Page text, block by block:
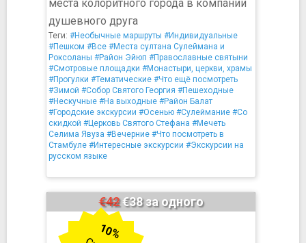
места колоритного города в компании
душевного друга
Теги: #Необычные маршруты #Индивидуальные
#Пешком #Все #Места султана Сулеймана и
Роксоланы #Район Эйюп #Православные святыни
#Смотровые площадки #Монастыри, церкви, храмы
#Прогулки #Тематические #Что ещё посмотреть
#Зимой #Собор Святого Георгия #Пешеходные
#Нескучные #На выходные #Район Балат
#Городские экскурсии #Осенью #Сулеймание #Со
скидкой #Церковь Святого Стефана #Мечеть
Селима Явуза #Вечерние #Что посмотреть в
Стамбуле #Интересные экскурсии #Экскурсии на
русском языке
€42€38 за одного
10%